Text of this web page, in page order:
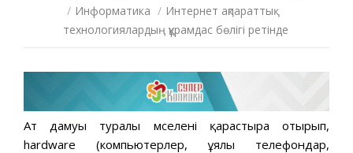
/ Информатика / Интернет ақпараттық
технологиялардың құрамдас бөлігі ретінде
Ат дамуы туралы мәселені қарастыра отырып,
hardware (компьютерлер, ұялы телефондар,